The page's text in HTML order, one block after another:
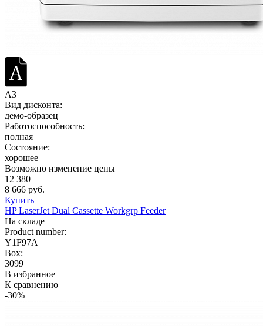
A3
Вид дисконта:
демо-образец
Работоспособность:
полная
Состояние:
хорошее
Возможно изменение цены
12 380
8 666 руб.
Купить
HP LaserJet Dual Cassette Workgrp Feeder
На складе
Product number:
Y1F97A
Box:
3099
В избранное
К сравнению
-30%